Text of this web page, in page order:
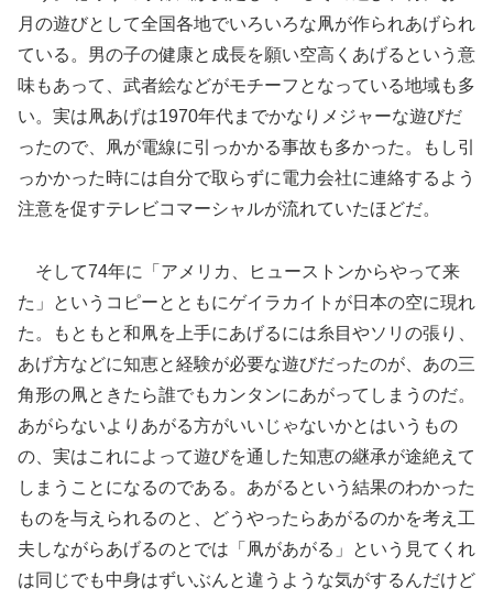
月の遊びとして全国各地でいろいろな凧が作られあげられ
ている。男の子の健康と成長を願い空高くあげるという意
味もあって、武者絵などがモチーフとなっている地域も多
い。実は凧あげは1970年代までかなりメジャーな遊びだ
ったので、凧が電線に引っかかる事故も多かった。もし引
っかかった時には自分で取らずに電力会社に連絡するよう
注意を促すテレビコマーシャルが流れていたほどだ。
そして74年に「アメリカ、ヒューストンからやって来
た」というコピーとともにゲイラカイトが日本の空に現れ
た。もともと和凧を上手にあげるには糸目やソリの張り、
あげ方などに知恵と経験が必要な遊びだったのが、あの三
角形の凧ときたら誰でもカンタンにあがってしまうのだ。
あがらないよりあがる方がいいじゃないかとはいうもの
の、実はこれによって遊びを通した知恵の継承が途絶えて
しまうことになるのである。あがるという結果のわかった
ものを与えられるのと、どうやったらあがるのかを考え工
夫しながらあげるのとでは「凧があがる」という見てくれ
は同じでも中身はずいぶんと違うような気がするんだけど